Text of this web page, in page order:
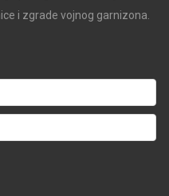
i zgrade vojnog garnizona.